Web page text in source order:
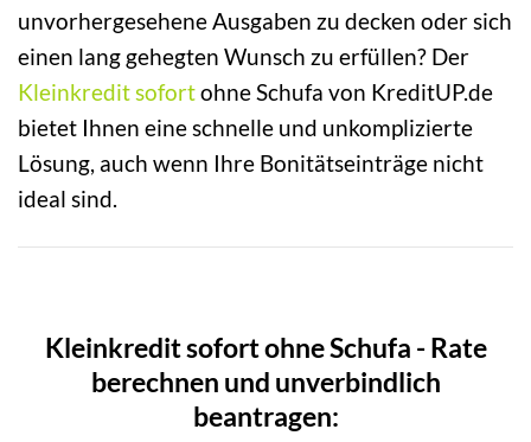
unvorhergesehene Ausgaben zu decken oder sich
einen lang gehegten Wunsch zu erfüllen? Der
Kleinkredit sofortohne Schufa von KreditUP.de
bietet Ihnen eine schnelle und unkomplizierte
Lösung, auch wenn Ihre Bonitätseinträge nicht
ideal sind.
Kleinkredit sofort ohne Schufa - Rate
berechnen und unverbindlich
beantragen: